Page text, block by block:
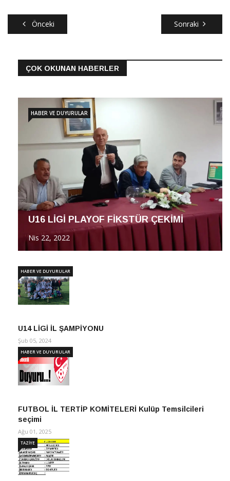
Önceki Sonraki
ÇOK OKUNAN HABERLER
U16 LİGİ PLAYOF FİKSTÜR ÇEKİMİ
Nis 22, 2022
HABER VE DUYURULAR
U14 LİGİ İL ŞAMPİYONU
HABER VE DUYURULAR
Şub 05, 2024
FUTBOL İL TERTİP KOMİTELERİ Kulüp Temsilcileri
seçimi
HABER VE DUYURULAR
Ağu 01, 2025
TAZİYE